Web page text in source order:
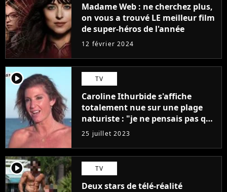
Madame Web : ne cherchez plus,
on vous a trouvé LE meilleur film
de super-héros de l'année
12 février 2024
player2 TV
Caroline Ithurbide s'affiche
totalement nue sur une plage
naturiste : "je ne pensais pas que
j'arriverais à le faire..."
25 juillet 2023
player2 TV
Deux stars de télé-réalité